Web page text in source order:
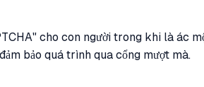
cho con người trong khi là ác
bảo quá trình qua cổng mượt mà.